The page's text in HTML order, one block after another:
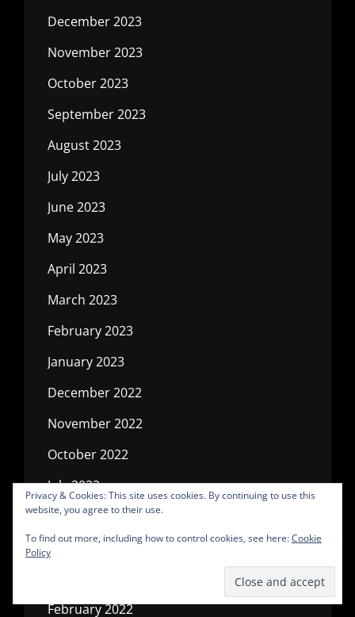
December 2023
November 2023
October 2023
September 2023
August 2023
July 2023
June 2023
May 2023
April 2023
March 2023
February 2023
January 2023
December 2022
November 2022
October 2022
July 2022
May 2022
April 2022
February 2022
Privacy & Cookies: This site uses cookies. By continuing to use this
website, you agree to their use.
To find out more, including how to control cookies, see here:Cookie
Policy